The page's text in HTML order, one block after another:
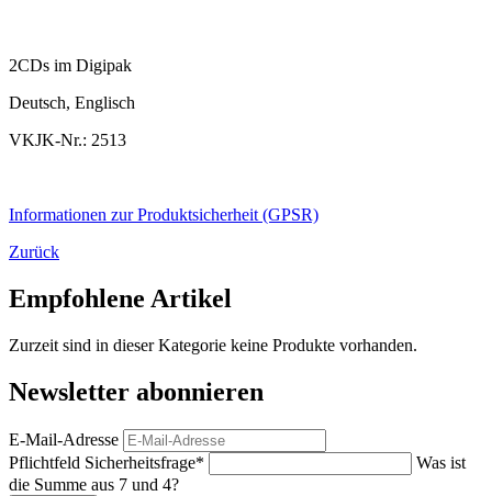
2CDs im Digipak
Deutsch, Englisch
VKJK-Nr.: 2513
Informationen zur Produktsicherheit (GPSR)
Zurück
Empfohlene Artikel
Zurzeit sind in dieser Kategorie keine Produkte vorhanden.
Newsletter abonnieren
E-Mail-Adresse
Pflichtfeld Sicherheitsfrage*
Was ist
die Summe aus 7 und 4?